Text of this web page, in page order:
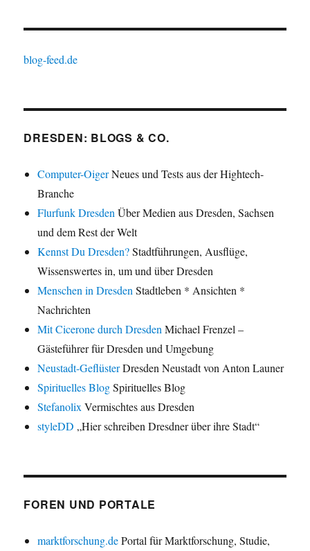
blog-feed.de
DRESDEN: BLOGS & CO.
Computer-OigerNeues und Tests aus der Hightech-
Branche
Flurfunk Dresden Über Medien aus Dresden, Sachsen
und dem Rest der Welt
Kennst Du Dresden?Stadtführungen, Ausflüge,
Wissenswertes in, um und über Dresden
Menschen in Dresden Stadtleben * Ansichten *
Nachrichten
Mit Cicerone durch Dresden Michael Frenzel –
Gästeführer für Dresden und Umgebung
Neustadt-GeflüsterDresden Neustadt von Anton Launer
Spirituelles BlogSpirituelles Blog
Stefanolix Vermischtes aus Dresden
styleDD „Hier schreiben Dresdner über ihre Stadt“
FOREN UND PORTALE
marktforschung.dePortal für Marktforschung, Studie,